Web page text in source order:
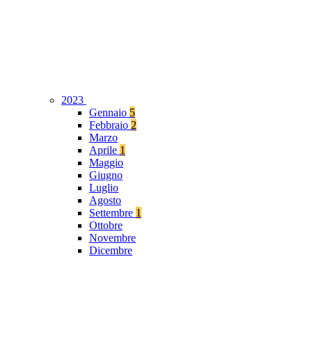
2023
Gennaio 5
Febbraio 2
Marzo
Aprile 1
Maggio
Giugno
Luglio
Agosto
Settembre 1
Ottobre
Novembre
Dicembre